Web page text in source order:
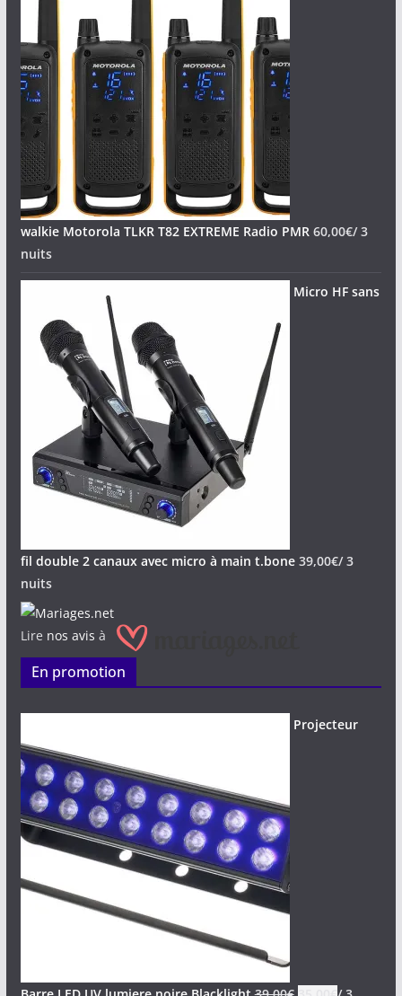
walkie Motorola TLKR T82 EXTREME Radio PMR 60,00€/ 3
nuits
Micro HF sans
fil double 2 canaux avec micro à main t.bone 39,00€/ 3
nuits
Lire nos avis à
En promotion
Projecteur